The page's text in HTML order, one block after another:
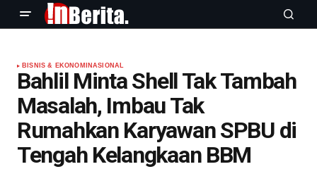
BISNIS & EKONOMI NASIONAL
Bahlil Minta Shell Tak Tambah
Masalah, Imbau Tak
Rumahkan Karyawan SPBU di
Tengah Kelangkaan BBM